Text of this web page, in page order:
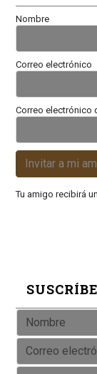
Nombre
Correo electrónico
Correo electrónico
Invitar a mi
Tu amigo recibirá